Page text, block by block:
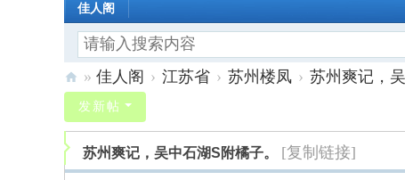
佳人阁
人
阁
» 佳人阁 › 江苏省 › 苏州楼凤 › 苏州爽记，
发新帖
苏州爽记，吴中石湖S附橘子。 [复制链接]